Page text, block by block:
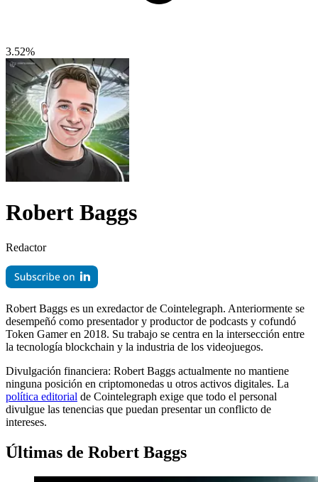
3.52%
Robert Baggs
Redactor
Robert Baggs es un exredactor de Cointelegraph. Anteriormente se
desempeñó como presentador y productor de podcasts y cofundó
Token Gamer en 2018. Su trabajo se centra en la intersección entre
la tecnología blockchain y la industria de los videojuegos.
Divulgación financiera: Robert Baggs actualmente no mantiene
ninguna posición en criptomonedas u otros activos digitales. La
política editorial de Cointelegraph exige que todo el personal
divulgue las tenencias que puedan presentar un conflicto de
intereses.
Últimas de Robert Baggs